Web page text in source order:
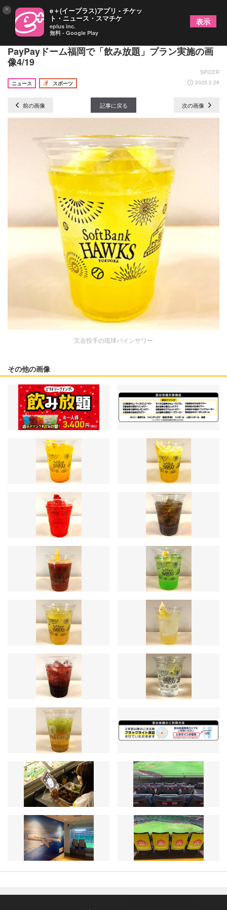
お得に飲んでホークスの試合を堪能！ みずほ
PayPayドーム福岡で「飲み放題」プラン実施の画
像4/19
SPICER
ニュース
スポーツ 2025.2.28
前の画像 記事に戻る 次の画像
又吉投手の琉球パインサワー
その他の画像
× e＋(イープラス)アプリ - チケッ
ト・ニュース・スマチケ
eplus inc.
無料 - Google Play
表示